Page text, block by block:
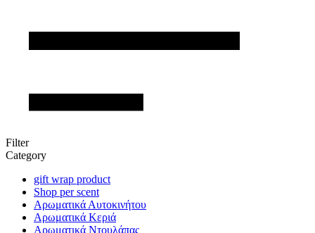
Filter
Category
gift wrap product
Shop per scent
Αρωματικά Αυτοκινήτου
Αρωματικά Κεριά
Αρωματικά Ντουλάπας